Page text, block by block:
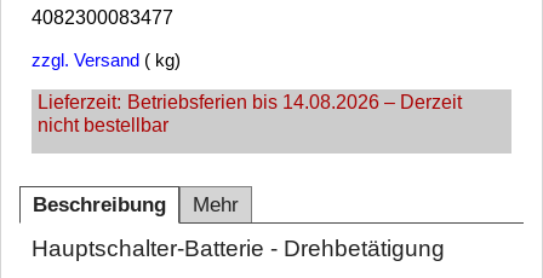
4082300083477
zzgl. Versand kg
Lieferzeit: Betriebsferien bis 14.08.2026 – Derzeit
nicht bestellbar
Beschreibung Mehr
Hauptschalter-Batterie - Drehbetätigung